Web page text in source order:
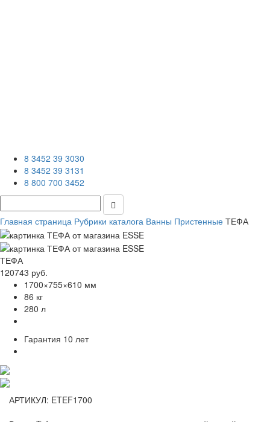
8 3452 39 3030
8 3452 39 3131
8 800 700 3452
Главная страница Рубрики каталога Ванны Пристенные ТЕФА
ТЕФА
120743 руб.
1700×755×610 мм
86 кг
280 л
Гарантия 10 лет
АРТИКУЛ: ETEF1700